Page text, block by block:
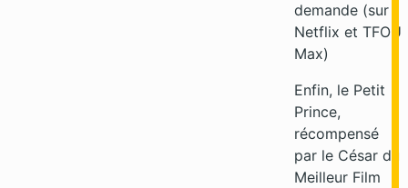
demande (sur
Netflix et TFOU
Max)
Enfin, le Petit
Prince,
récompensé
par le César du
Meilleur Film